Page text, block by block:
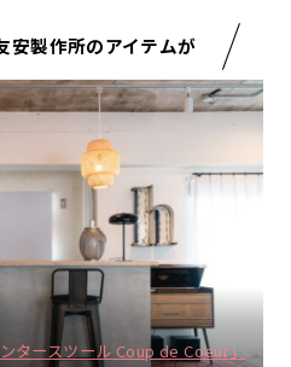
安製作所のアイテムが
タースツール Coup de Coeur」